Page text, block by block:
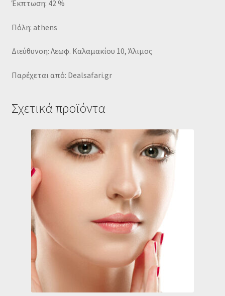
Έκπτωση: 42 %
Πόλη: athens
Διεύθυνση: Λεωφ. Καλαμακίου 10, Άλιμος
Παρέχεται από: Dealsafari.gr
Σχετικά προϊόντα